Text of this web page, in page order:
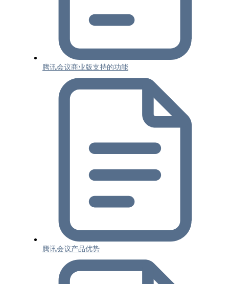
腾讯会议商业版支持的功能
腾讯会议产品优势